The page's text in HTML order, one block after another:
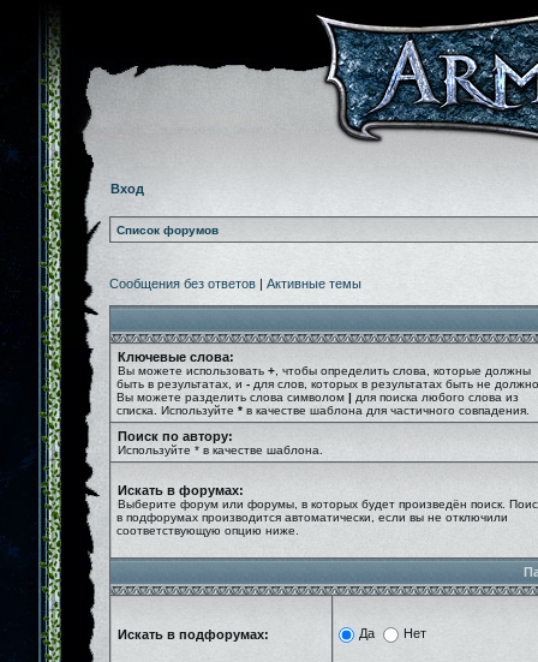
Вход
Список форумов
Сообщения без ответов | Активные темы
Ключевые слова:
Вы можете использовать + , чтобы определить слова, которые должны
быть в результатах, и - для слов, которых в результатах быть не
Вы можете разделить слова символом | для поиска любого слова из
списка. Используйте * в качестве шаблона для частичного совпадения.
Поиск по автору:
Используйте * в качестве шаблона.
Искать в форумах:
Выберите форум или форумы, в которых будет произведён поиск.
в подфорумах производится автоматически, если вы не отключили
соответствующую опцию ниже.
Искать в подфорумах: Да Нет